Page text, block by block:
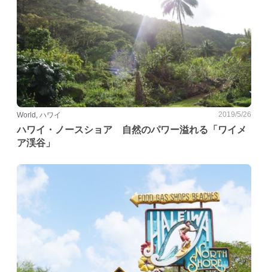
World, ハワイ 2019/5/26
ハワイ・ノースショア 自然のパワー溢れる「ワイメ
ア渓谷」